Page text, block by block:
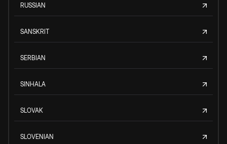
RUSSIAN
SANSKRIT
SERBIAN
SINHALA
SLOVAK
SLOVENIAN